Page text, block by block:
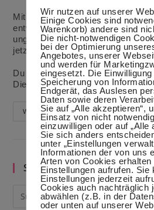
Mit der Zeit habe ich auch meine
entwickelt. Die Kombi klingt
ungewöhnlich, aber der frische
jetzt unterschiedliche Gaumen
Du kannst die Anteile auch je
Die Menge reicht für 3-4
WeiterlesenKalte
Sommersuppe
Mit
Buttermilch
Suche im Blog
Wir nutzen auf unserer
Einige Cookies sind
Warenkorb) andere sind
Die nicht-notwendigen
bei der Optimierung
Angebotes, unserer
und werden für
eingesetzt. Die
Speicherung von
Endgerät, das Auslesen
Daten sowie deren
Sie auf „Alle akzeptieren“,
Einsatz von nicht
einzuwilligen oder auf „Alle
Sie sich anders
unter „Einstellungen
Informationen der von uns
Arten von Cookies erhalten
Einstellungen aufrufen. Sie
Einstellungen jederzeit
Cookies auch nachträglich
abwählen (z.B. in der
oder unten auf unserer